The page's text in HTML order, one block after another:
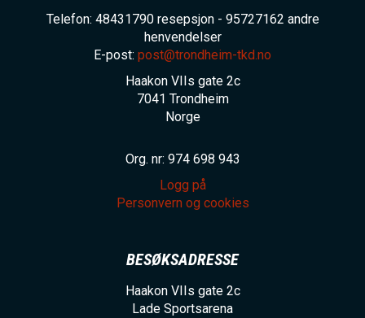
Telefon: 48431790 resepsjon - 95727162 andre
henvendelser
E-post: post@trondheim-tkd.no
Haakon VIIs gate 2c
7041 Trondheim
Norge
Org. nr: 974 698 943
Logg på
Personvern og cookies
BESØKSADRESSE
Haakon VIIs gate 2c
Lade Sportsarena